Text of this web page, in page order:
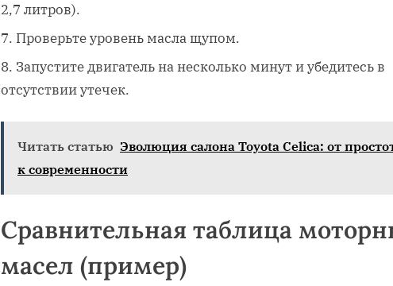
2,7 литров).
Проверьте уровень масла щупом.
Запустите двигатель на несколько минут и убедитесь в
отсутствии утечек.
Читать статью Эволюция салона Toyota Celica: от
к современности
Сравнительная таблица
масел (пример)